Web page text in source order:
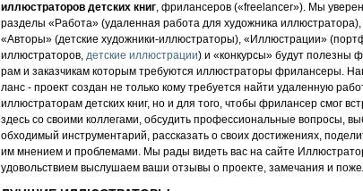
иллюстраторов детских книг, фрилансеров («fre­elan­cer»). Мы
раз­де­лы «Работа» (уда­лен­ная работа для художника иллюстратора),
«Авторы» (детские художники-иллюстраторы), «Иллюстрации»
иллюстраторов, детские иллюстрации) и «кон­кур­сы» бу­дут по­лез­ны
рам и за­каз­чи­кам которым требуются иллюстраторы фрилансеры.
ланс - про­ект соз­дан не толь­ко кому требуется най­ти уда­лен­ную
иллюстраторам детских книг, но и для то­го, что­бы фри­лан­сер смог
здесь со сво­ими кол­ле­га­ми, об­су­дить про­фес­си­ональ­ные воп­ро­сы,
об­хо­ди­мый инс­тру­мен­та­рий, расс­ка­зать о сво­их дос­ти­же­ни­ях,
им мнением и проб­ле­ма­ми. Мы рады ви­деть вас на сай­те
удо­воль­стви­ем выс­лу­ша­ем ва­ши от­зы­вы о про­ек­те, за­ме­ча­ни­я и